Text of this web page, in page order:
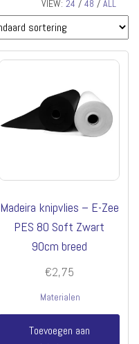
VIEW: 24 / 48 / ALL
Madeira knipvlies – E-Zee
PES 80 Soft Zwart
90cm breed
€2,75
Materialen
Toevoegen aan